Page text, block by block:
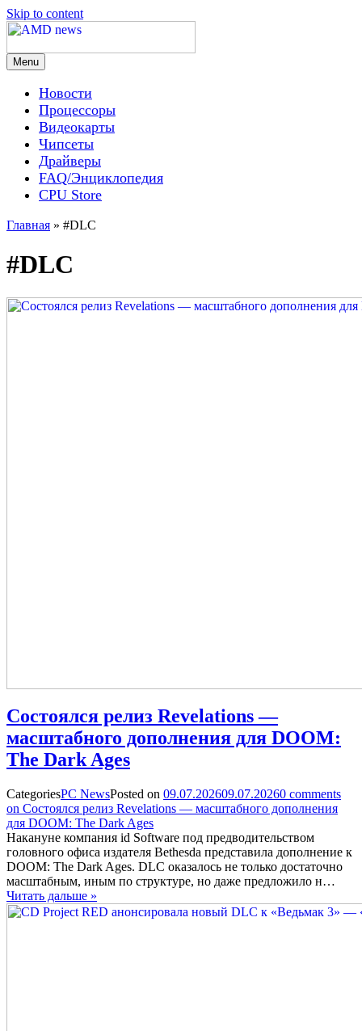
Skip to content
AMD news
Menu
Новости
Процессоры
Видеокарты
Чипсеты
Драйверы
FAQ/Энциклопедия
CPU Store
Главная » #DLC
#DLC
Состоялся релиз Revelations —
масштабного дополнения для DOOM:
The Dark Ages
CategoriesPC NewsPosted on 09.07.202609.07.20260 comments
on Состоялся релиз Revelations — масштабного дополнения
для DOOM: The Dark Ages
Накануне компания id Software под предводительством
головного офиса издателя Bethesda представила дополнение к
DOOM: The Dark Ages. DLC оказалось не только достаточно
масштабным, иным по структуре, но даже предложило н…
Читать дальше »